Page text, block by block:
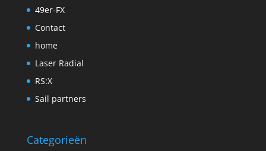
49er-FX
Contact
home
Laser Radial
RS:X
Sail partners
Categorieën